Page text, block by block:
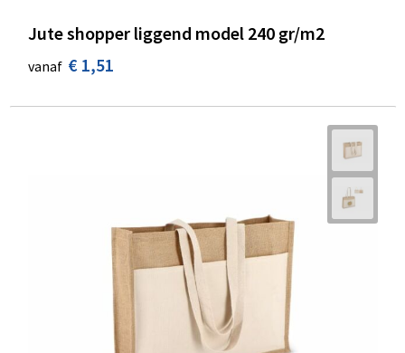
Jute shopper liggend model 240 gr/m2
vanaf € 1,51